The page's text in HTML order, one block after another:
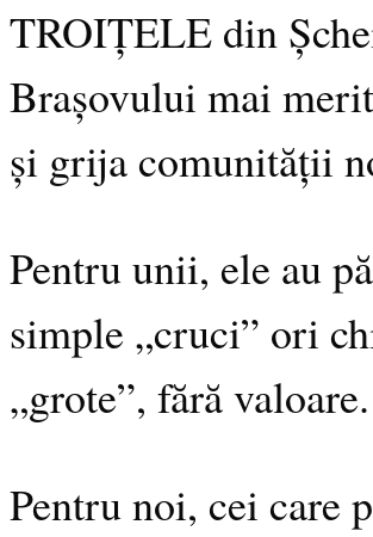
TROIȚELE din
Brașovului mai
și grija comunității
Pentru unii, ele au
simple „cruci” ori
„grote”, fără valoare.
Pentru noi, cei care